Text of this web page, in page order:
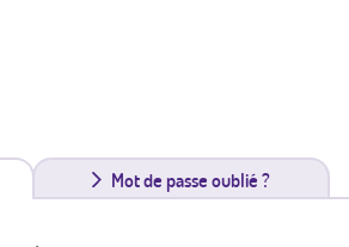
Mot de passe oublié ?